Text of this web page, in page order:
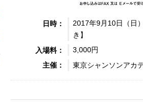
日時：
2017年9月10日（日
き】
入場料：
3,000円
主催：
東京シャンソンアカ